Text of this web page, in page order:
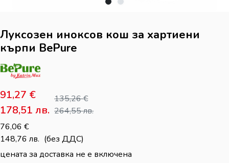
Луксозен иноксов кош за хартиени
кърпи BePure
91,27 €
178,51 лв.
135,26€
264,55лв.
76,06 €
148,76 лв. (без ДДС)
цената за доставка не е включена